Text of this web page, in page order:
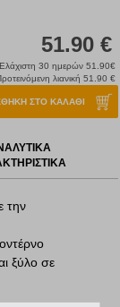
51.90 €
Ελάχιστη 30 ημερών 51.90€
λιανική 51.90 €
ΣΤΟ ΚΑΛΑΘΙ
την
ξύλο σε